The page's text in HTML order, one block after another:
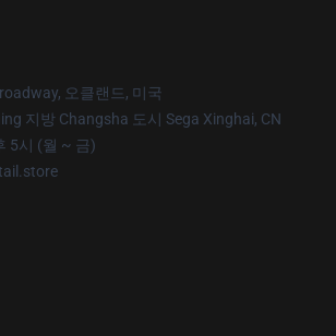
오클랜드, 미국
지방 Changsha 도시 Sega Xinghai, CN
5시 (월 ~ 금)